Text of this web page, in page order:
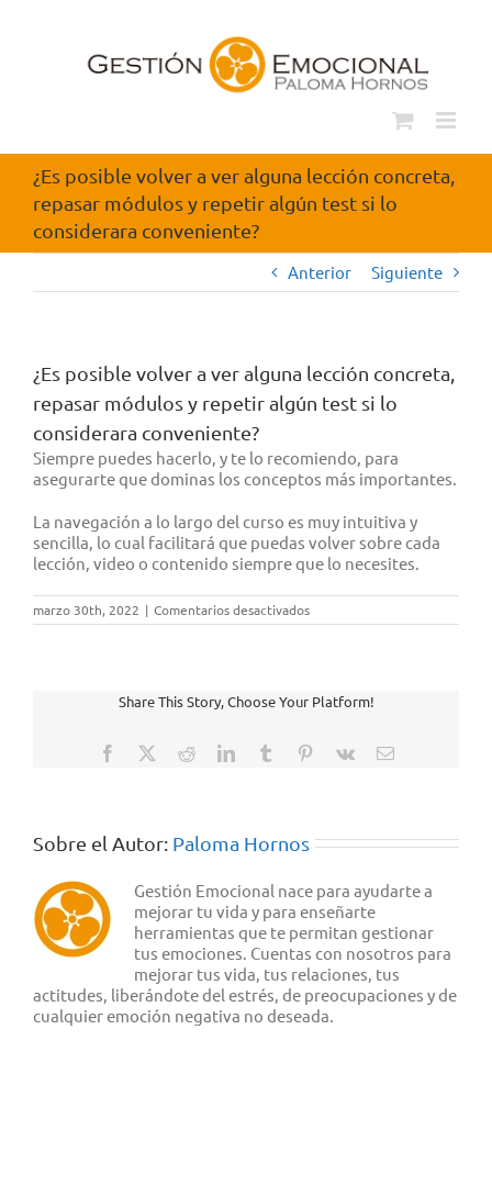
¿Es posible volver a ver alguna lección concreta,
repasar módulos y repetir algún test si lo
considerara conveniente?
Anterior Siguiente
¿Es posible volver a ver alguna lección concreta,
repasar módulos y repetir algún test si lo
considerara conveniente?
Siempre puedes hacerlo, y te lo recomiendo, para
asegurarte que dominas los conceptos más importantes.
La navegación a lo largo del curso es muy intuitiva y
sencilla, lo cual facilitará que puedas volver sobre cada
lección, video o contenido siempre que lo necesites.
marzo 30th, 2022 | Comentarios desactivadosen
¿Es
alguna
repasar
test
si
considerara
conveniente?
Share This Story, Choose Your Platform!
Facebook RedditLinkedInTumblr Pinterest
Vk
Correo
Sobre el Autor: Paloma Hornos
Gestión Emocional nace para ayudarte a
mejorar tu vida y para enseñarte
herramientas que te permitan gestionar
tus emociones. Cuentas con nosotros para
mejorar tus vida, tus relaciones, tus
actitudes, liberándote del estrés, de preocupaciones y de
cualquier emoción negativa no deseada.